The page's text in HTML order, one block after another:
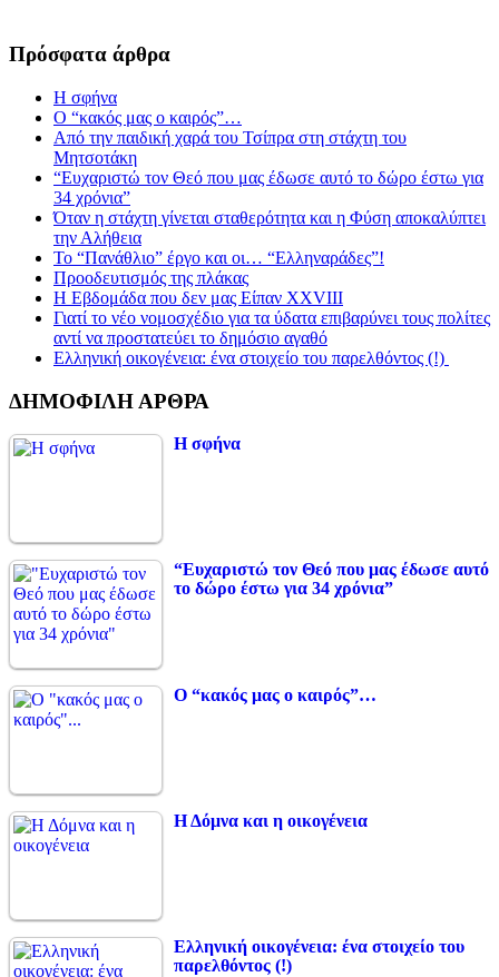
Πρόσφατα άρθρα
Η σφήνα
Ο “κακός μας ο καιρός”…
Από την παιδική χαρά του Τσίπρα στη στάχτη του
Μητσοτάκη
“Ευχαριστώ τον Θεό που μας έδωσε αυτό το δώρο έστω για
34 χρόνια”
Όταν η στάχτη γίνεται σταθερότητα και η Φύση αποκαλύπτει
την Αλήθεια
Το “Πανάθλιο” έργο και οι… “Ελληναράδες”!
Προοδευτισμός της πλάκας
Η Εβδομάδα που δεν μας Είπαν XXVIII
Γιατί το νέο νομοσχέδιο για τα ύδατα επιβαρύνει τους πολίτες
αντί να προστατεύει το δημόσιο αγαθό
Ελληνική οικογένεια: ένα στοιχείο του παρελθόντος (!)
ΔΗΜΟΦΙΛΗ ΑΡΘΡΑ
Η σφήνα
“Ευχαριστώ τον Θεό που μας έδωσε αυτό
το δώρο έστω για 34 χρόνια”
Ο “κακός μας ο καιρός”…
Η Δόμνα και η οικογένεια
Ελληνική οικογένεια: ένα στοιχείο του
παρελθόντος (!)